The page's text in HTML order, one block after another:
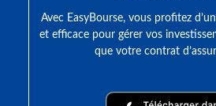
Avec EasyBourse, vous profitez
et efficace pour gérer vos
que votre contrat